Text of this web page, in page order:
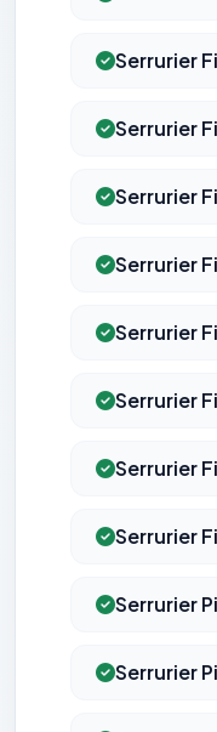
Serrurier
Serrurier
Serrurier
Serrurier
Serrurier
Serrurier
Serrurier
Serrurier
Serrurier
Serrurier